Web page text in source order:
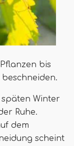
bis
späten Winter
Ruhe.
dem
scheint